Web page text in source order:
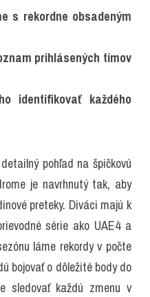
s rekordne obsadeným
prihlásených tímov
identifikovať každého
pohľad na špičkovú
je navrhnutý tak, aby
preteky. Diváci majú k
série ako UAE4 a
láme rekordy v počte
bojovať o dôležité body do
sledovať každú zmenu v